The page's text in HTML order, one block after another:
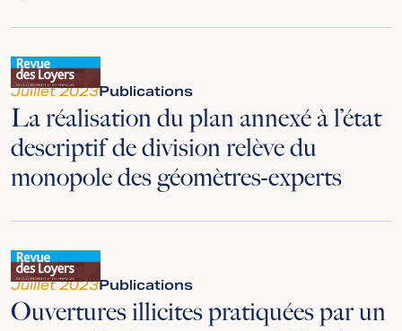
Juillet 2023Publications
La réalisation du plan annexé à l’état
descriptif de division relève du
monopole des géomètres-experts
Juillet 2023Publications
Ouvertures illicites pratiquées par un